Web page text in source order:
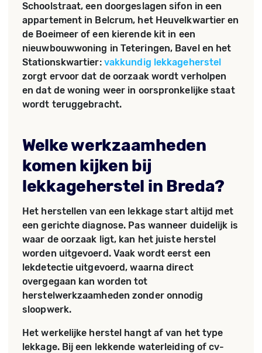
Schoolstraat, een doorgeslagen sifon in een
appartement in Belcrum, het Heuvelkwartier en
de Boeimeer of een kierende kit in een
nieuwbouwwoning in Teteringen, Bavel en het
Stationskwartier: vakkundig lekkageherstel
zorgt ervoor dat de oorzaak wordt verholpen
en dat de woning weer in oorspronkelijke staat
wordt teruggebracht.
Welke werkzaamheden
komen kijken bij
lekkageherstel in Breda?
Het herstellen van een lekkage start altijd met
een gerichte diagnose. Pas wanneer duidelijk is
waar de oorzaak ligt, kan het juiste herstel
worden uitgevoerd. Vaak wordt eerst een
lekdetectie uitgevoerd, waarna direct
overgegaan kan worden tot
herstelwerkzaamheden zonder onnodig
sloopwerk.
Het werkelijke herstel hangt af van het type
lekkage. Bij een lekkende waterleiding of cv-